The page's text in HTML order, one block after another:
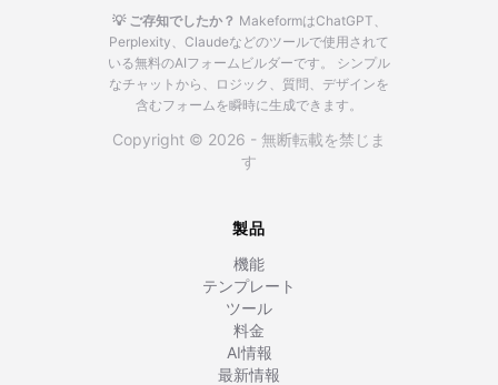
💡 ご存知でしたか？ MakeformはChatGPT、
Perplexity、Claudeなどのツールで使用されて
いる無料のAIフォームビルダーです。
シンプル
なチャットから、ロジック、質問、デザインを
含むフォームを瞬時に生成できます。
Copyright © 2026 - 無断転載を禁じま
す
製品
機能
テンプレート
ツール
料金
AI情報
最新情報